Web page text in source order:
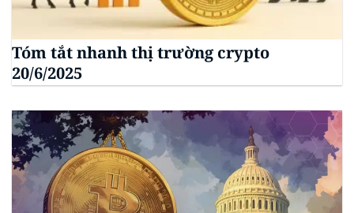
Tóm tắt nhanh thị trường crypto
20/6/2025